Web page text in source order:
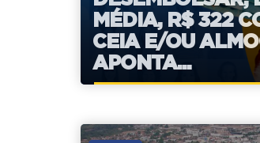
MÉDIA, R$ 322
CEIA E/OU
APONTA...